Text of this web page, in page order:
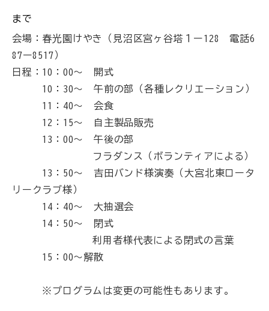
まで
会場：春光園けやき（見沼区宮ヶ谷塔１ー128 電話6
87ー8517）
日程：10：00～ 開式
10：30～ 午前の部（各種レクリエーション）
11：40～ 会食
12：15～ 自主製品販売
13：00～ 午後の部
フラダンス（ボランティアによる）
13：50～ 吉田バンド様演奏（大宮北東ロータ
リークラブ様）
14：40～ 大抽選会
14：50～ 閉式
利用者様代表による閉式の言葉
15：00～解散
※プログラムは変更の可能性もあります。